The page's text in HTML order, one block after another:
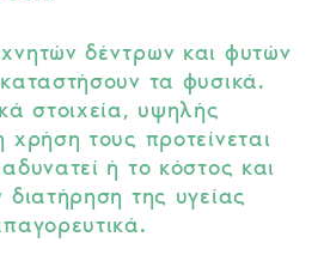
δέντρων και φυτών
τα φυσικά.
στοιχεία, υψηλής
χρήση τους προτείνεται
ή το κόστος και
της υγείας